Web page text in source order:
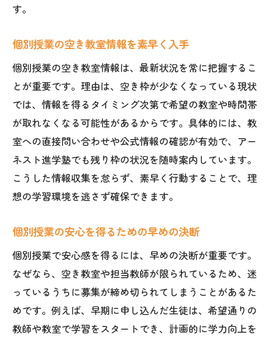
す。
個別授業の空き教室情報を素早く入手
個別授業の空き教室情報は、最新状況を常に把握するこ
とが重要です。理由は、空き枠が少なくなっている現状
では、情報を得るタイミング次第で希望の教室や時間帯
が取れなくなる可能性があるからです。具体的には、教
室への直接問い合わせや公式情報の確認が有効で、アー
ネスト進学塾でも残り枠の状況を随時案内しています。
こうした情報収集を怠らず、素早く行動することで、理
想の学習環境を逃さず確保できます。
個別授業の安心を得るための早めの決断
個別授業で安心感を得るには、早めの決断が重要です。
なぜなら、空き教室や担当教師が限られているため、迷
っているうちに募集が締め切られてしまうことがあるた
めです。例えば、早期に申し込んだ生徒は、希望通りの
教師や教室で学習をスタートでき、計画的に学力向上を